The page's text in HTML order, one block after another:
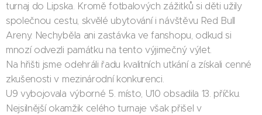
turnaj do Lipska. Kromě fotbalových zážitků si děti užily
společnou cestu, skvělé ubytování i návštěvu Red Bull
Areny. Nechyběla ani zastávka ve fanshopu, odkud si
mnozí odvezli památku na tento výjimečný výlet.
Na hřišti jsme odehráli řadu kvalitních utkání a získali cenné
zkušenosti v mezinárodní konkurenci.
U9 vybojovala výborné 5. místo, U10 obsadila 13. příčku.
Nejsilnější okamžik celého turnaje však přišel v